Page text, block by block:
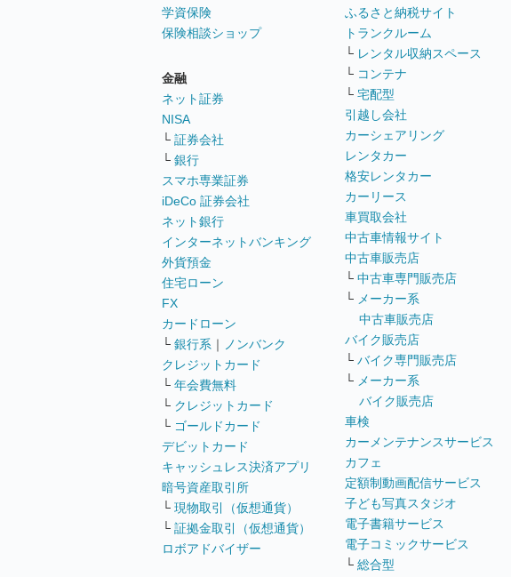
学資保険
保険相談ショップ
金融
ネット証券
NISA
└ 証券会社
└ 銀行
スマホ専業証券
iDeCo 証券会社
ネット銀行
インターネットバンキング
外貨預金
住宅ローン
FX
カードローン
└ 銀行系 ｜
ノンバンク
クレジットカード
└ 年会費無料
└ クレジットカード
└ ゴールドカード
デビットカード
キャッシュレス決済アプリ
暗号資産取引所
└ 現物取引（仮想通貨）
└ 証拠金取引（仮想通貨）
ロボアドバイザー
ふるさと納税サイト
トランクルーム
└ レンタル収納スペース
└ コンテナ
└ 宅配型
引越し会社
カーシェアリング
レンタカー
格安レンタカー
カーリース
車買取会社
中古車情報サイト
中古車販売店
└ 中古車専門販売店
└ メーカー系
中古車販売店
バイク販売店
└ バイク専門販売店
└ メーカー系
バイク販売店
車検
カーメンテナンスサービス
カフェ
定額制動画配信サービス
子ども写真スタジオ
電子書籍サービス
電子コミックサービス
└ 総合型